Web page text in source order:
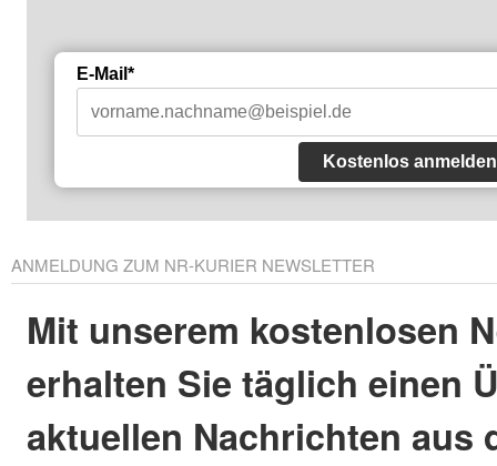
E-Mail*
Kostenlos anmelden
ANMELDUNG ZUM NR-KURIER NEWSLETTER
Mit unserem kostenlosen
erhalten Sie täglich einen
aktuellen Nachrichten aus